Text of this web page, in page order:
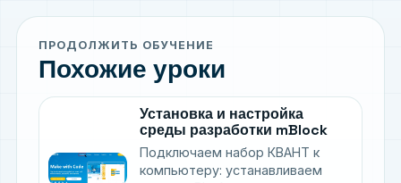
ПРОДОЛЖИТЬ ОБУЧЕНИЕ
Похожие уроки
Установка и настройка
среды разработки mBlock
Подключаем набор КВАНТ к
компьютеру: устанавливаем